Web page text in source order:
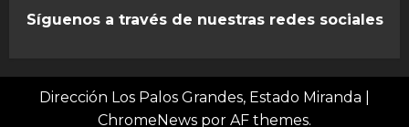
Síguenos a través de nuestras redes sociales
Dirección Los Palos Grandes, Estado Miranda
ChromeNews por AF themes.